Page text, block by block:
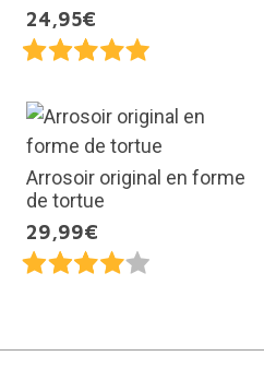
24,95€
Arrosoir original en forme
de tortue
29,99€